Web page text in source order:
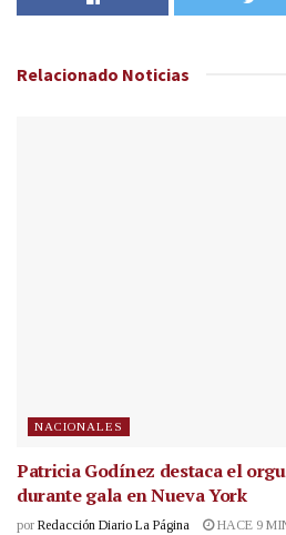
Relacionado Noticias
NACIONALES
Patricia Godínez destaca el
durante gala en Nueva York
por Redacción Diario La Página HACE 9